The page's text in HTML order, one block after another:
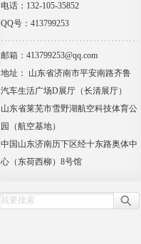
电话：132-105-35852
QQ号：413799253
邮箱：413799253@qq.com
地址： 山东省济南市平安南路齐鲁
汽车生活广场D展厅（长清展厅）
山东省莱芜市雪野湖航空科技体育公
园（航空基地）
中国山东济南历下区经十东路奥体中
心（东荷西柳）8号馆